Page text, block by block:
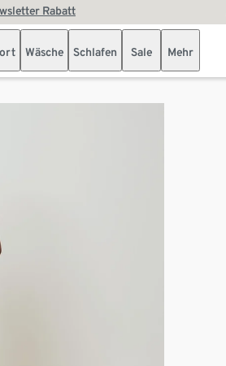
Rabatt
Wäsche Schlafen Sale Mehr